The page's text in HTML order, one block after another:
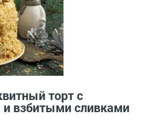
торт с
взбитыми сливками